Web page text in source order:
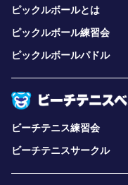
ピックルボールとは
ピックルボール練習会
ピックルボールパドル
ビーチテニス練習会
ビーチテニスサークル